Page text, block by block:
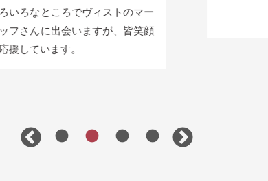
ィストのマー
すが、皆笑顔